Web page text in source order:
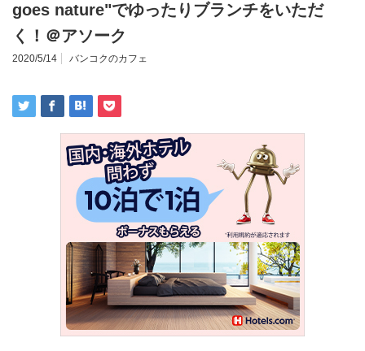
goes nature"でゆったりブランチをいただ
く！＠アソーク
2020/5/14 バンコクのカフェ